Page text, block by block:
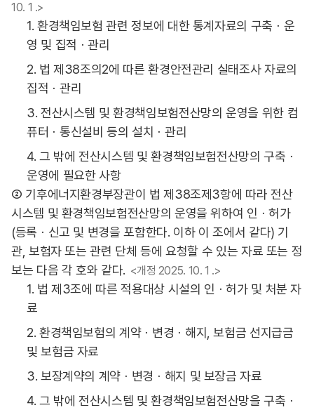
10. 1 .>
1. 환경책임보험 관련 정보에 대한 통계자료의 구축ㆍ운
영 및 집적ㆍ관리
2. 법 제38조의2에 따른 환경안전관리 실태조사 자료의
집적ㆍ관리
3. 전산시스템 및 환경책임보험전산망의 운영을 위한 컴
퓨터ㆍ통신설비 등의 설치ㆍ관리
4. 그 밖에 전산시스템 및 환경책임보험전산망의 구축ㆍ
운영에 필요한 사항
② 기후에너지환경부장관이 법 제38조제3항에 따라 전산
시스템 및 환경책임보험전산망의 운영을 위하여 인ㆍ허가
(등록ㆍ신고 및 변경을 포함한다. 이하 이 조에서 같다) 기
관, 보험자 또는 관련 단체 등에 요청할 수 있는 자료 또는 정
보는 다음 각 호와 같다. <개정 2025. 10. 1 .>
1. 법 제3조에 따른 적용대상 시설의 인ㆍ허가 및 처분 자
료
2. 환경책임보험의 계약ㆍ변경ㆍ해지, 보험금 선지급금
및 보험금 자료
3. 보장계약의 계약ㆍ변경ㆍ해지 및 보장금 자료
4. 그 밖에 전산시스템 및 환경책임보험전산망을 구축ㆍ